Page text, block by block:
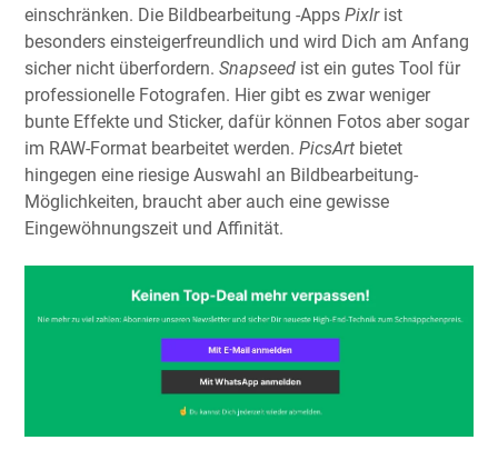
einschränken. Die Bildbearbeitung -Apps Pixlrist
besonders einsteigerfreundlich und wird Dich am Anfang
sicher nicht überfordern. Snapseed ist ein gutes Tool für
professionelle Fotografen. Hier gibt es zwar weniger
bunte Effekte und Sticker, dafür können Fotos aber sogar
im RAW-Format bearbeitet werden. PicsArt bietet
hingegen eine riesige Auswahl an Bildbearbeitung-
Möglichkeiten, braucht aber auch eine gewisse
Eingewöhnungszeit und Affinität.